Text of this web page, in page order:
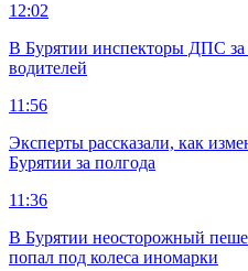
12:02
В Бурятии инспекторы ДПС за
водителей
11:56
Эксперты рассказали, как
Бурятии за полгода
11:36
В Бурятии неосторожный
попал под колеса иномарки